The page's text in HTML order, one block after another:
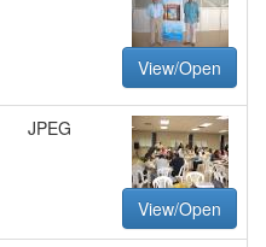
View/Open
JPEG
View/Open